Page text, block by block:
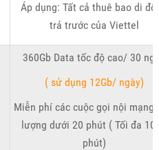
Áp dụng: Tất cả thuê bao di
trả trước của Viettel
360Gb Data tốc độ cao/ 30
( sử dụng 12Gb/ ngày)
Miễn phí các cuộc gọi nội mạng
lượng dưới 20 phút ( Tối đa
phút)